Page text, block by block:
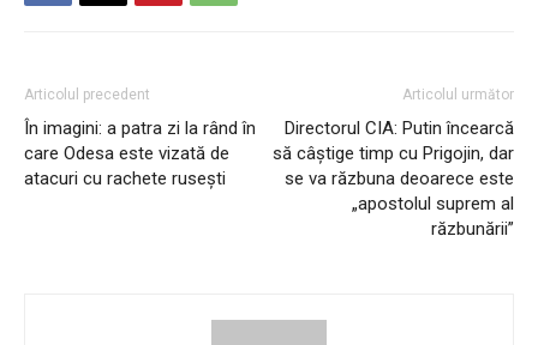
Articolul precedent
În imagini: a patra zi la rând în
care Odesa este vizată de
atacuri cu rachete rusești
Articolul următor
Directorul CIA: Putin încearcă
să câștige timp cu Prigojin, dar
se va răzbuna deoarece este
„apostolul suprem al
răzbunării”